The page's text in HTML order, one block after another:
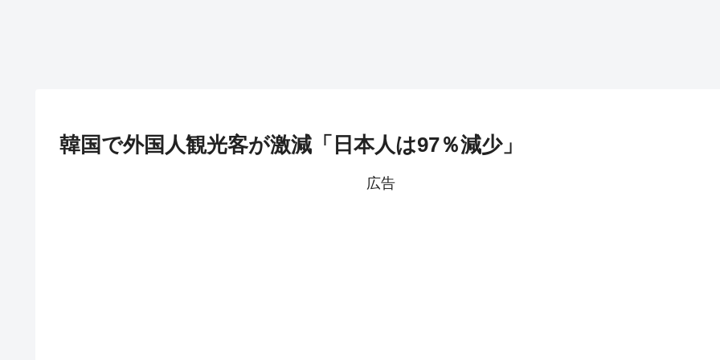
韓国で外国人観光客が激減「日本人は97％減少」
広告